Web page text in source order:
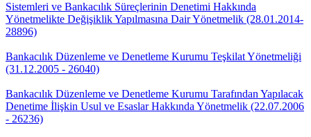
Sistemleri ve Bankacılık Süreçlerinin Denetimi Hakkında
Yönetmelikte Değişiklik Yapılmasına Dair Yönetmelik (28.01.2014-
28896)
Bankacılık Düzenleme ve Denetleme Kurumu Teşkilat Yönetmeliği
(31.12.2005 - 26040)
Bankacılık Düzenleme ve Denetleme Kurumu Tarafından Yapılacak
Denetime İlişkin Usul ve Esaslar Hakkında Yönetmelik (22.07.2006
- 26236)